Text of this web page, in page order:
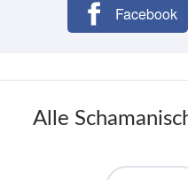
Facebook
Alle